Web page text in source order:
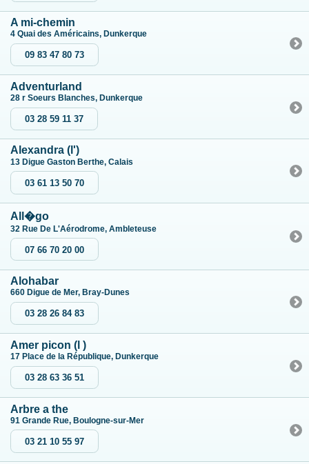
A mi-chemin
4 Quai des Américains, Dunkerque
09 83 47 80 73
Adventurland
28 r Soeurs Blanches, Dunkerque
03 28 59 11 37
Alexandra (l')
13 Digue Gaston Berthe, Calais
03 61 13 50 70
All�go
32 Rue De L'Aérodrome, Ambleteuse
07 66 70 20 00
Alohabar
660 Digue de Mer, Bray-Dunes
03 28 26 84 83
Amer picon (l )
17 Place de la République, Dunkerque
03 28 63 36 51
Arbre a the
91 Grande Rue, Boulogne-sur-Mer
03 21 10 55 97